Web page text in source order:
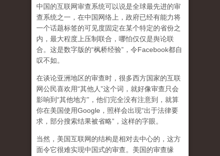
中国的互联网审查系统可以说是全球最先进的审
查系统之一，在中国网络上，政府已经有能力将
一个话题标签的可见度固定在某个特定的省份之
内，最大程度上压制联合 ，哪怕仅仅是舆论联
合。这是数字版的“枫桥经验”，令Facebook都自
叹不如。
在谈论亚洲地区的审查时，很多西方国家的互联
网公民喜欢用“其他人”这个词，就好像审查只会
影响到“其他地方”，他们完全没有注意到， 就算
你在美国使用Google，照样会出现“出于法律要
求，部分搜索结果被省略”，这样的字眼。
当然，美国互联网的结构是相对去中心的，这方
面令它很难实现中国式的审查。美国的审查缘